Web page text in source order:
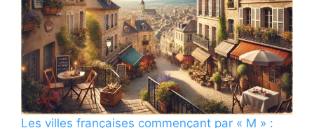
Les villes françaises commençant par « M » :